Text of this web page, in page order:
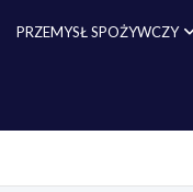
PRZEMYSŁ SPOŻYWCZY